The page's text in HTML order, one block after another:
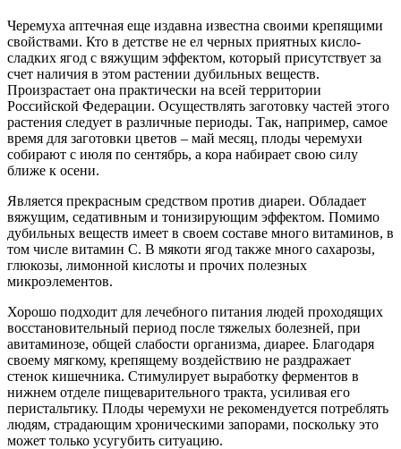
Черемуха аптечная еще издавна известна своими крепящими
свойствами. Кто в детстве не ел черных приятных кисло-
сладких ягод с вяжущим эффектом, который присутствует за
счет наличия в этом растении дубильных веществ.
Произрастает она практически на всей территории
Российской Федерации. Осуществлять заготовку частей этого
растения следует в различные периоды. Так, например, самое
время для заготовки цветов – май месяц, плоды черемухи
собирают с июля по сентябрь, а кора набирает свою силу
ближе к осени.
Является прекрасным средством против диареи. Обладает
вяжущим, седативным и тонизирующим эффектом. Помимо
дубильных веществ имеет в своем составе много витаминов, в
том числе витамин С. В мякоти ягод также много сахарозы,
глюкозы, лимонной кислоты и прочих полезных
микроэлементов.
Хорошо подходит для лечебного питания людей проходящих
восстановительный период после тяжелых болезней, при
авитаминозе, общей слабости организма, диарее. Благодаря
своему мягкому, крепящему воздействию не раздражает
стенок кишечника. Стимулирует выработку ферментов в
нижнем отделе пищеварительного тракта, усиливая его
перистальтику. Плоды черемухи не рекомендуется потреблять
людям, страдающим хроническими запорами, поскольку это
может только усугубить ситуацию.